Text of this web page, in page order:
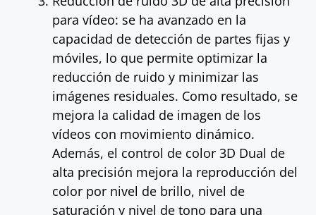
para vídeo: se ha avanzado en la
capacidad de detección de partes fijas y
móviles, lo que permite optimizar la
reducción de ruido y minimizar las
imágenes residuales. Como resultado, se
mejora la calidad de imagen de los
vídeos con movimiento dinámico.
Además, el control de color 3D Dual de
alta precisión mejora la reproducción del
color por nivel de brillo, nivel de
saturación y nivel de tono para una